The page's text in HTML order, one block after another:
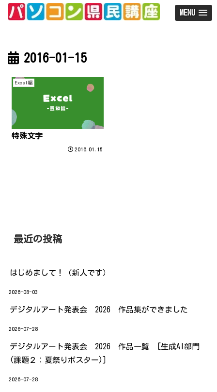
MENU
2016-01-15
Excel編
特殊文字
2016.01.15
最近の投稿
はじめまして！（新人です）
2026-08-03
デジタルアート発表会 2026 作品集ができました
2026-07-28
デジタルアート発表会 2026 作品一覧 [生成AI部門
(課題２：夏祭りポスター)]
2026-07-28